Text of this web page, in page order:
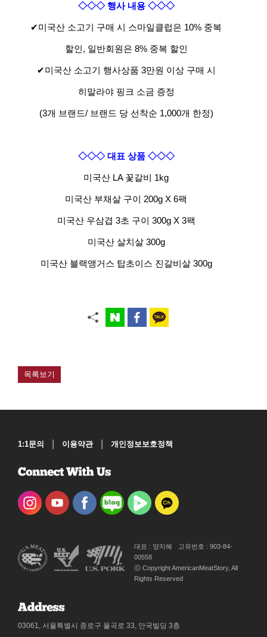
◇◇◇ 행사 내용 ◇◇◇
✔미국산 소고기 구매 시 스마일클럽은 10% 중복
할인, 일반회원은 8% 중복 할인
✔미국산 소고기 행사상품 3만원 이상 구매 시
히말라야 핑크 소금 증정
(3개 브랜드/ 브랜드 당 선착순 1,000개 한정)
◇◇◇ 대표 상품 ◇◇◇
미국산 LA 꽃갈비 1kg
미국산 부채살 구이 200g X 6팩
미국산 우삼겹 3초 구이 300g X 3팩
미국산 살치살 300g
미국산 블랙앵거스 탑초이스 진갈비살 300g
목록보기
1:1문의 | 이용약관 | 개인정보보호정책
대표 : 양지혜
고유번호 : 903-84-
00558
ⓒ Copyright AmericanMeatStory, All
Rights Reserved
03061, 서울특별시 종로구 율곡로 33, 안국빌딩 3층